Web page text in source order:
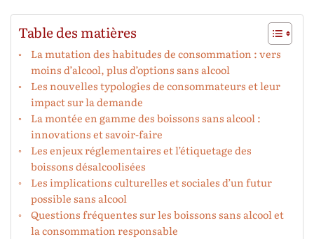
Table des matières
La mutation des habitudes de consommation : vers
moins d’alcool, plus d’options sans alcool
Les nouvelles typologies de consommateurs et leur
impact sur la demande
La montée en gamme des boissons sans alcool :
innovations et savoir-faire
Les enjeux réglementaires et l’étiquetage des
boissons désalcoolisées
Les implications culturelles et sociales d’un futur
possible sans alcool
Questions fréquentes sur les boissons sans alcool et
la consommation responsable